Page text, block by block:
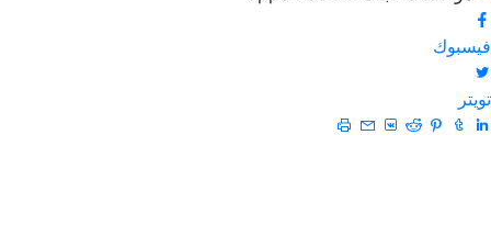
فيسبوك
تويتر